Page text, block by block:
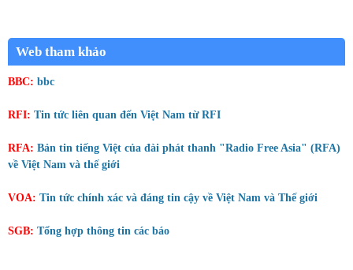
Web tham khảo
BBC: bbc
RFI: Tin tức liên quan đến Việt Nam từ RFI
RFA: Bản tin tiếng Việt của đài phát thanh "Radio Free Asia" (RFA)
về Việt Nam và thế giới
VOA: Tin tức chính xác và đáng tin cậy về Việt Nam và Thế giới
SGB: Tổng hợp thông tin các báo